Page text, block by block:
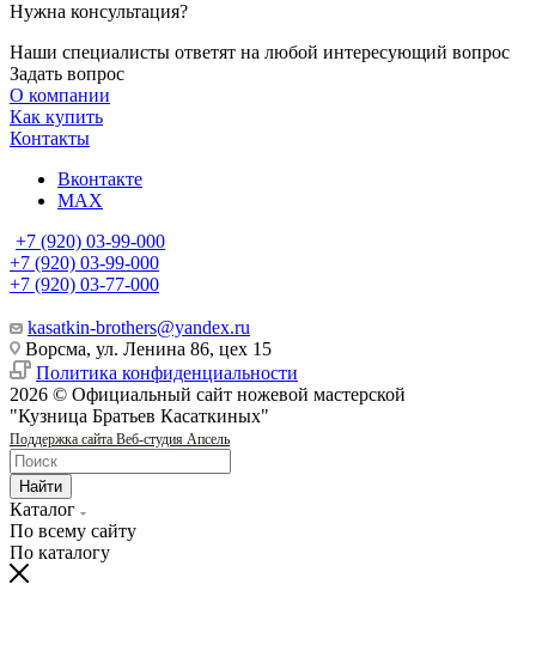
Нужна консультация?
Наши специалисты ответят на любой интересующий вопрос
Задать вопрос
О компании
Как купить
Контакты
Вконтакте
MAX
+7 (920) 03-99-000
+7 (920) 03-99-000
+7 (920) 03-77-000
kasatkin-brothers@yandex.ru
Ворсма, ул. Ленина 86, цех 15
Политика конфиденциальности
2026 © Официальный сайт ножевой мастерской
"Кузница Братьев Касаткиных"
Поддержка сайта Веб-студия Апсель
Найти
Каталог
По всему сайту
По каталогу